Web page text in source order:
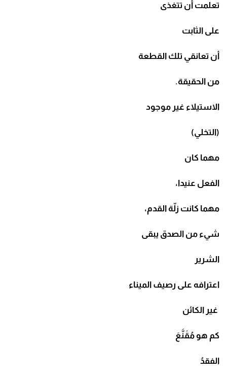
تعلمت أن تتغذى
على الثابت
أن تعانقي تلك القطعة
من الحقيقة.
الاستيلاء غير موجود
(التخلي)
مهما كان
الفعل عنيدا،
مهما كانت زلّة القدم،
شيء من الصدق يبقى
الشرير
اعترافه على رصيف الميناء
غير الكائن
كم هو مُقَنَّعَ
الفقدُ